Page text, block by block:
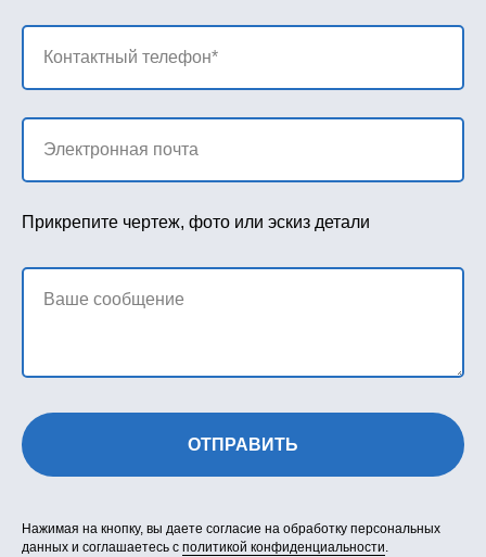
Контактный телефон*
Электронная почта
Прикрепите чертеж, фото или эскиз детали
Ваше сообщение
ОТПРАВИТЬ
Нажимая на кнопку, вы даете согласие на обработку персональных
данных и соглашаетесь c политикой конфиденциальности.